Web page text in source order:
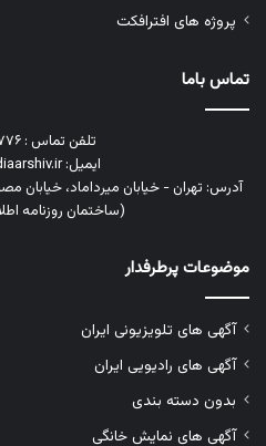
پروژه های افترافکت
تماس باما
تلفن تماس : ۰۲۱۷۱۰۵۸۷۷۶
ایمیل: info@mediaarshiv.ir
(ساختمان روزنامه
موضوعات پرطرفدار
آگهی های تلویزیونی ایران
آگهی های رادیویی ایران
بدون دسته بندی
آگهی های نمایش خانگی